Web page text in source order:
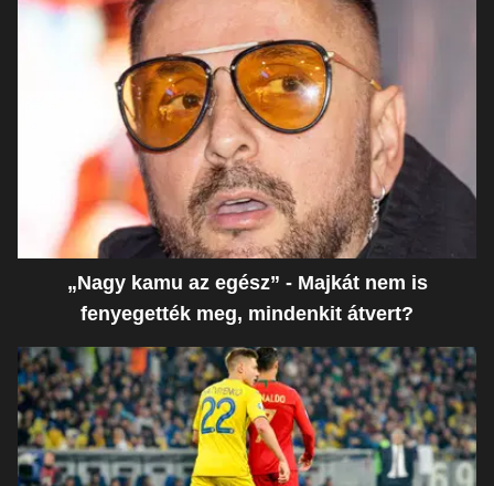
„Nagy kamu az egész” - Majkát nem is
fenyegették meg, mindenkit átvert?